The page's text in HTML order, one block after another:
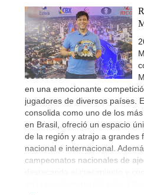
en una emocionante
jugadores de diversos países.
consolida como uno de los
en Brasil, ofreció un espacio
de la región y atrajo a grandes
nacional e internacional.
campeonatos nacionales de